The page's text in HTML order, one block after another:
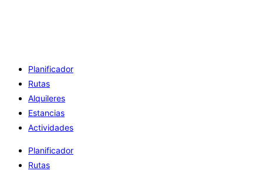
Planificador
Rutas
Alquileres
Estancias
Actividades
Planificador
Rutas